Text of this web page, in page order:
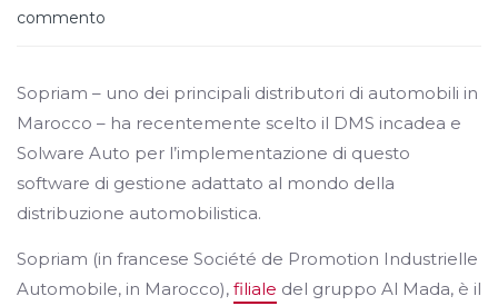
commento
Sopriam – uno dei principali distributori di automobili in
Marocco – ha recentemente scelto il DMS incadea e
Solware Auto per l’implementazione di questo
software di gestione adattato al mondo della
distribuzione automobilistica.
Sopriam (in francese Société de Promotion Industrielle
Automobile, in Marocco), filiale del gruppo Al Mada, è il